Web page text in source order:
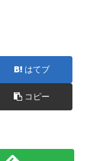
はてブ
コピー